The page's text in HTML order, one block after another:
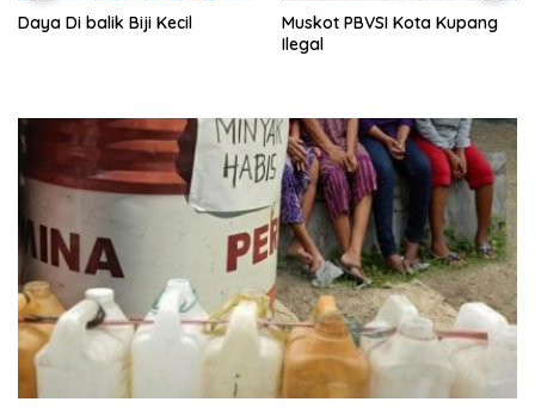
Daya Di balik Biji Kecil
Muskot PBVSI Kota Kupang
Ilegal